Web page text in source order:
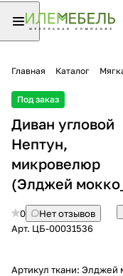
Главная Каталог
Под заказ
Диван угловой
Нептун,
микровелюр
(Элджей
0
Нет отзывов
Арт. ЦБ-00031536
Артикул ткани: Элджей